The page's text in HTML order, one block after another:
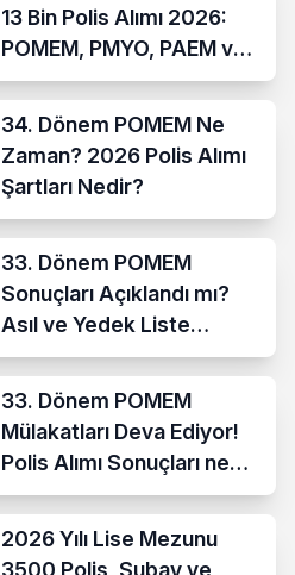
13 Bin Polis Alımı 2026:
POMEM, PMYO, PAEM ve
İç Güvenlik
34. Dönem POMEM Ne
Zaman? 2026 Polis Alımı
Şartları Nedir?
33. Dönem POMEM
Sonuçları Açıklandı mı?
Asıl ve Yedek Liste
Bekleniyor
33. Dönem POMEM
Mülakatları Deva Ediyor!
Polis Alımı Sonuçları ne
Zaman?
2026 Yılı Lise Mezunu
3500 Polis, Subay ve